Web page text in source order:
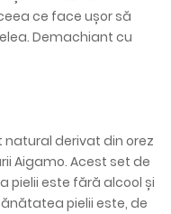
ce face ușor să
Demachiant cu
derivat din orez
Aigamo. Acest set de
pielii este fără alcool și
pielii este, de